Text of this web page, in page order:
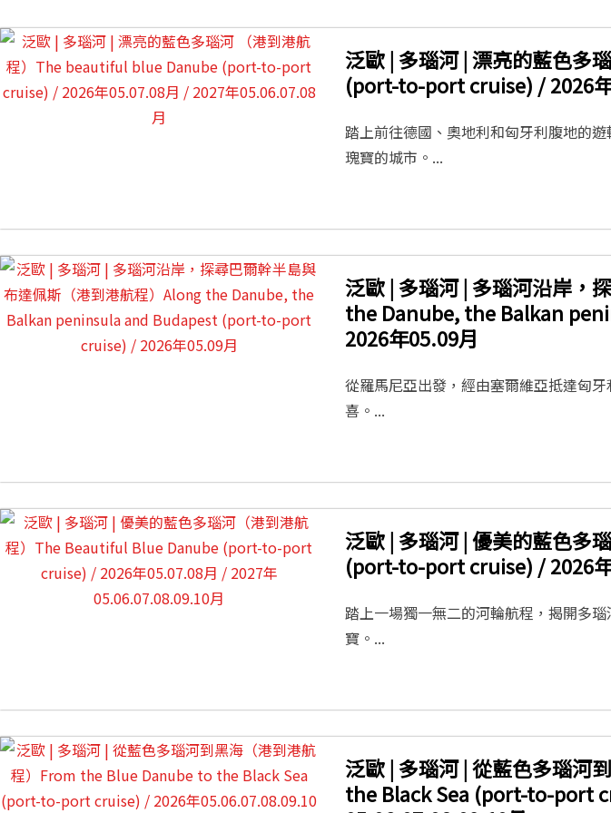
泛歐 | 多瑙河 | 漂亮的藍色
(port-to-port cruise) / 2026
踏上前往德國、奧地利和匈牙利腹地的
瑰寶的城市。...
泛歐 | 多瑙河 | 多瑙河沿岸，
the Danube, the Balkan
2026年05.09月
從羅馬尼亞出發，經由塞爾維亞抵達匈
喜。...
泛歐 | 多瑙河 | 優美的藍色多
(port-to-port cruise) / 2026
踏上一場獨一無二的河輪航程，揭開多
寶。...
泛歐 | 多瑙河 | 從藍色多瑙河
the Black Sea (port-to-port